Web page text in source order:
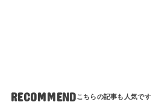
RECOMMEND